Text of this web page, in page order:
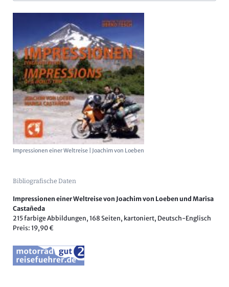
Impressionen einer Weltreise | Joachim von Loeben
Bibliografische Daten
Impressionen einer Weltreise von Joachim von Loeben und Marisa
Castañeda
215 farbige Abbildungen, 168 Seiten, kartoniert, Deutsch-Englisch
Preis: 19,90 €